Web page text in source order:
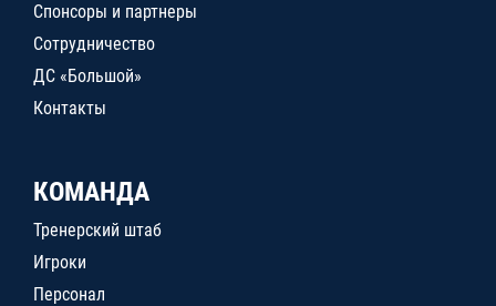
Спонсоры и партнеры
Сотрудничество
ДС «Большой»
Контакты
КОМАНДА
Тренерский штаб
Игроки
Персонал